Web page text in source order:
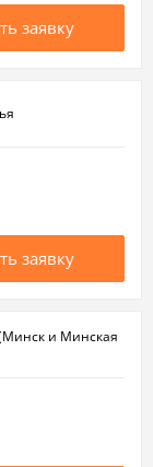
заявку
заявку
и Минская